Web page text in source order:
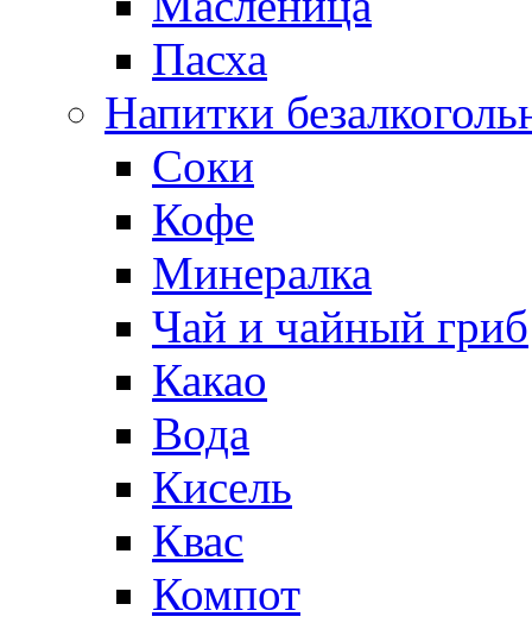
Пасха
Напитки
Соки
Кофе
Минералка
Чай и чайный гриб
Какао
Вода
Кисель
Квас
Компот